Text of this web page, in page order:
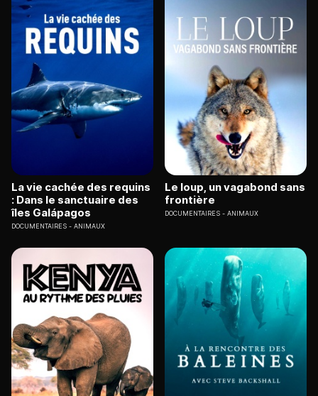
La vie cachée des requins
: Dans le sanctuaire des
îles Galápagos
DOCUMENTAIRES ANIMAUX
Le loup, un vagabond sans
frontière
DOCUMENTAIRES ANIMAUX